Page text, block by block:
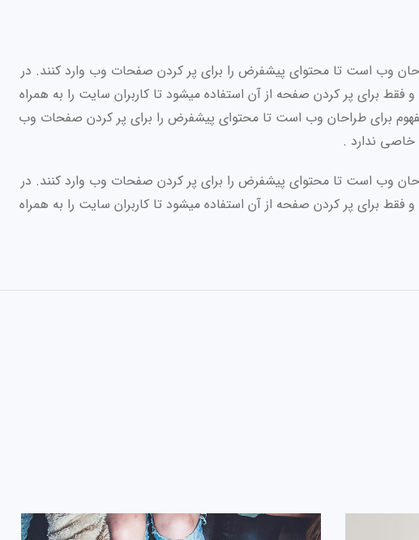
وب است تا محتوای پیشفرض را برای پر کردن صفحات وب وارد کنند. در
برای پر کردن صفحه از آن استفاده میشود تا کاربران سایت را به همراه
برای طراحان وب است تا محتوای پیشفرض را برای پر کردن صفحات وب
خاصی ندارد .
وب است تا محتوای پیشفرض را برای پر کردن صفحات وب وارد کنند. در
برای پر کردن صفحه از آن استفاده میشود تا کاربران سایت را به همراه